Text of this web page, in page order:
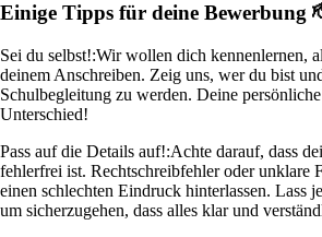
Einige Tipps für deine Bewerbung
Sei du selbst!:Wir wollen dich kennenlernen,
deinem Anschreiben. Zeig uns, wer du bist
Schulbegleitung zu werden. Deine
Unterschied!
Pass auf die Details auf!:Achte darauf, dass
fehlerfrei ist. Rechtschreibfehler oder unklare
einen schlechten Eindruck hinterlassen. Lass
um sicherzugehen, dass alles klar und